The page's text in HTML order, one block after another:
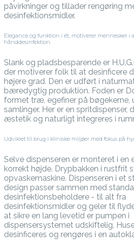
påvirkninger og tillader rengøring
desinfektionsmidler.
Elegance og funktion i ét, motiverer mennesker i
hånddesinfektion.
Slank og pladsbesparende er
der motiverer folk til at desinficere
højere grad. Den er udført i
bæredygtig produktion. Foden er
formet træ, egefiner på bøgekerne,
samlinger. Her er en spritdispenser,
æstetik og naturligt integreres i
Udviklet til brug i kliniske miljøer med fokus på
Selve dispenseren er monteret i en
korrekt højde. Drypbakken i rustfrit
opvaskemaskine. Dispenseren i et
design passer sammen med
desinfektionsbeholdere - til alt fra
desinfektionsmidler og geler til
at sikre en lang levetid er pumpen i
dispensersystemet udskiftelig.
desinficeres og rengøres i en